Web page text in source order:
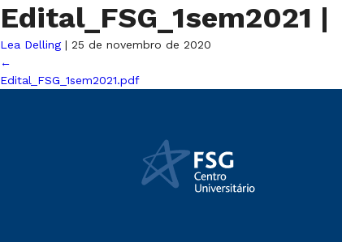
Edital_FSG_1sem2021 |
Lea Delling | 25 de novembro de 2020
←
Edital_FSG_1sem2021.pdf